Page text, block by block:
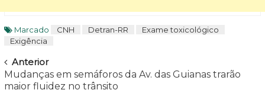
Marcado CNH Detran-RR
Exame toxicológico
Exigência
Navegar
Anterior
Mudanças em semáforos da Av. das Guianas trarão
maior fluidez no trânsito